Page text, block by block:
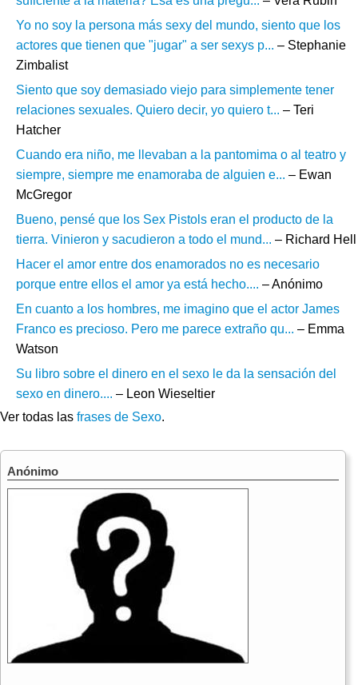
Yo no soy la persona más sexy del mundo, siento que los
actores que tienen que "jugar" a ser sexys p... – Stephanie
Zimbalist
Siento que soy demasiado viejo para simplemente tener
relaciones sexuales. Quiero decir, yo quiero t... – Teri
Hatcher
Cuando era niño, me llevaban a la pantomima o al teatro y
siempre, siempre me enamoraba de alguien e... – Ewan
McGregor
Bueno, pensé que los Sex Pistols eran el producto de la
tierra. Vinieron y sacudieron a todo el mund... – Richard Hell
Hacer el amor entre dos enamorados no es necesario
porque entre ellos el amor ya está hecho.... – Anónimo
En cuanto a los hombres, me imagino que el actor James
Franco es precioso. Pero me parece extraño qu... – Emma
Watson
Su libro sobre el dinero en el sexo le da la sensación del
sexo en dinero.... – Leon Wieseltier
Ver todas las frases de Sexo.
Anónimo